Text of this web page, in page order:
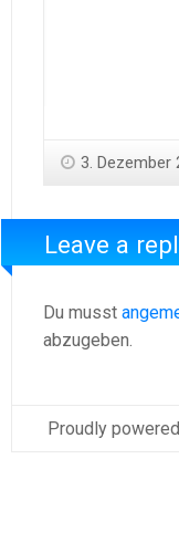
3. Dezember
Leave a
Du musst
abzugeben.
Proudly